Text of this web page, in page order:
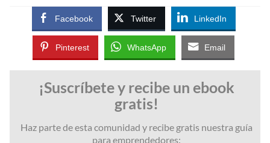
Facebook Twitter LinkedIn
Pinterest WhatsApp Email